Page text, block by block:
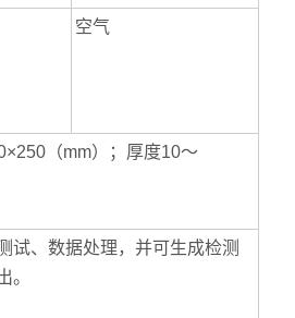
空气
（mm）；厚度10～
试、数据处理，并可生成检测
。